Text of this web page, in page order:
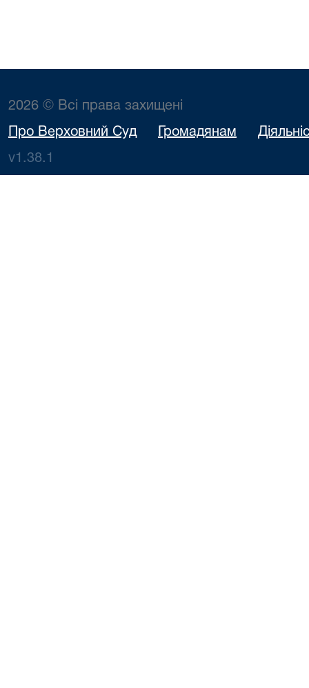
2026 © Всі права захищені
Про Верховний Суд Громадянам
v1.38.1